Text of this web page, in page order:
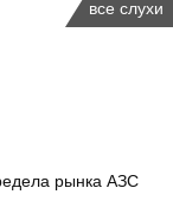
все слухи
рынка АЗС